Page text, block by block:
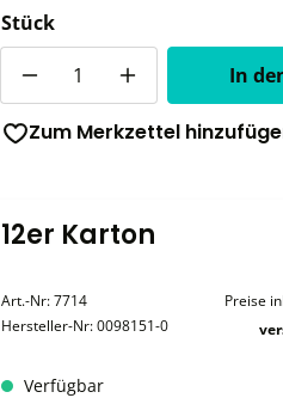
Stück
In
Zum Merkzettel
12er Karton
Art.-Nr:7714
Hersteller-Nr:0098151-0
Preise
Verfügbar